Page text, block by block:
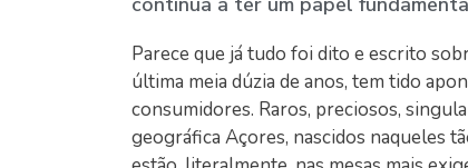
Parece que já tudo foi dito e escrito
última meia dúzia de anos, tem tido
consumidores. Raros, preciosos,
geográfica Açores, nascidos naqueles